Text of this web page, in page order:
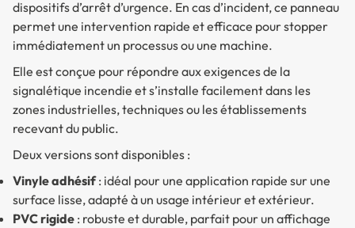
dispositifs d’arrêt d’urgence. En cas d’incident, ce panneau
permet une intervention rapide et efficace pour stopper
immédiatement un processus ou une machine.
Elle est conçue pour répondre aux exigences de la
signalétique incendie et s’installe facilement dans les
zones industrielles, techniques ou les établissements
recevant du public.
Deux versions sont disponibles :
Vinyle adhésif: idéal pour une application rapide sur une
surface lisse, adapté à un usage intérieur et extérieur.
PVC rigide : robuste et durable, parfait pour un affichage